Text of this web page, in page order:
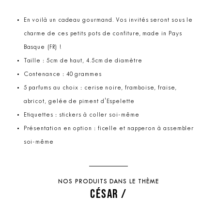
En voilà un cadeau gourmand. Vos invités seront sous le
charme de ces petits pots de confiture, made in Pays
Basque (FR) !
Taille : 5cm de haut, 4.5cm de diamètre
Contenance : 40 grammes
5 parfums au choix : cerise noire, framboise, fraise,
abricot, gelée de piment d'Espelette
Etiquettes : stickers à coller soi-même
Présentation en option : ficelle et napperon à assembler
soi-même
NOS PRODUITS DANS LE THÈME
CÉSAR /